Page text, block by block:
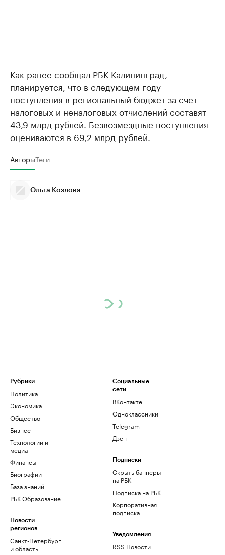
Как ранее сообщал РБК Калининград,
планируется, что в следующем году
поступления в региональный бюджетза счет
налоговых и неналоговых отчислений составят
43,9 млрд рублей. Безвозмездные поступления
оцениваются в 69,2 млрд рублей.
АвторыТеги
Ольга Козлова
Рубрики
Политика
Экономика
Общество
Бизнес
Технологии и
медиа
Финансы
Биографии
База знаний
РБК Образование
Новости
регионов
Санкт-Петербург
и область
Социальные
сети
ВКонтакте
Одноклассники
Telegram
Дзен
Подписки
Скрыть баннеры
на РБК
Подписка на РБК
Корпоративная
подписка
Уведомления
RSS Новости